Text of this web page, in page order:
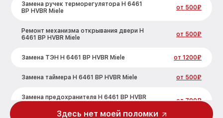
Замена ручек терморегулятора H 6461
BP HVBR Miele
от 500₽
Ремонт механизма открывания двери H
6461 BP HVBR Miele
от 500₽
Замена ТЭН H 6461 BP HVBR Miele от 1200₽
Замена таймера H 6461 BP HVBR Miele от 500₽
Замена предохранителя H 6461 BP HVBR
от 700₽
Здесь нет моей поломки